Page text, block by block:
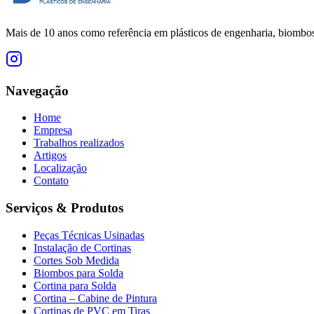
Mais de 10 anos como referência em plásticos de engenharia,
Navegação
Home
Empresa
Trabalhos realizados
Artigos
Localização
Contato
Serviços & Produtos
Peças Técnicas Usinadas
Instalação de Cortinas
Cortes Sob Medida
Biombos para Solda
Cortina para Solda
Cortina – Cabine de Pintura
Cortinas de PVC em Tiras